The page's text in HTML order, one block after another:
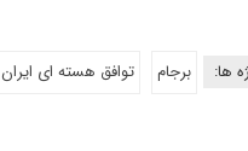
ها: برجام توافق هسته ای ایران